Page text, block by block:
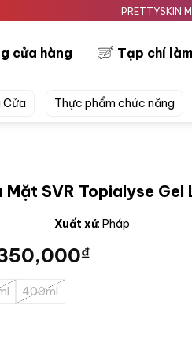
PRETTYSKIN MỸ
cửa hàng Tạp chí
Cửa Thực phẩm chức năng
Mặt SVR Topialyse
Xuất xứ: Pháp
₫
400ml
Topialyse Gel Lavant 400ml